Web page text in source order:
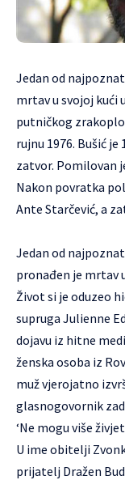
Jedan od
mrtav u svojoj kući
putničkog
rujnu 1976. Bušić
zatvor. Pomilovan
Nakon povratka
Ante Starčević, a
Jedan od
pronađen je mrtav
Život si je oduzeo
supruga Julienne
dojavu iz hitne
ženska osoba iz
muž vjerojatno
glasnogovornik
‘Ne mogu više
U ime obitelji
prijatelj Dražen